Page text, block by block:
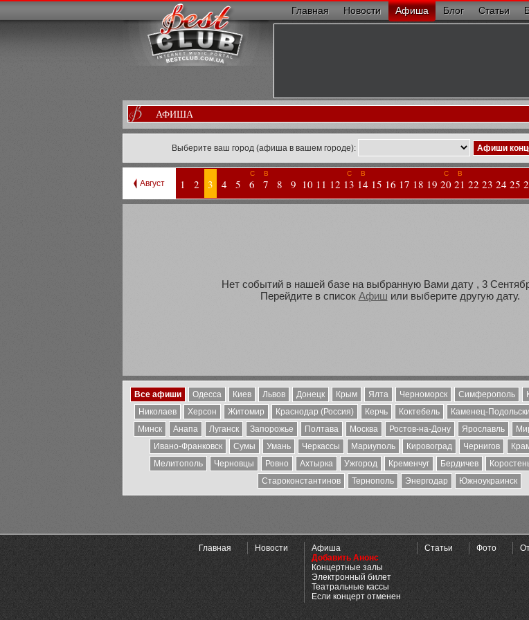
Главная Новости Афиша Блог Статьи
АФИША
Выберите ваш город (афиша в вашем городе): Афиши
Август 1 2 3 4 5
С
6
В
7 8 9 10 11 12
С
13
В
14 15 16 17 18 19
С
20
В
21 22 23 24 25
Нет событий в нашей базе на выбранную Вами дату , 3
Перейдите в список Афиш или выберите другую дату.
Все афиши Одесса Киев Львов Донецк Крым Ялта Черноморск Симферополь
Николаев
Херсон Житомир Краснодар (Россия) Керчь Коктебель Каменец-
Минск
Анапа Луганск Запорожье Полтава Москва Ростов-на-Дону Ярославль
Ивано-Франковск
Сумы Умань Черкассы Мариуполь Кировоград Чернигов
Мелитополь
Черновцы Ровно Ахтырка Ужгород Кременчуг Бердичев
Староконстантинов
Тернополь Энергодар Южноукраинск
Главная Новости
Афиша
Добавить Анонс
Концертные залы
Электронный билет
Театральные кассы
Если концерт отменен
Статьи Фото